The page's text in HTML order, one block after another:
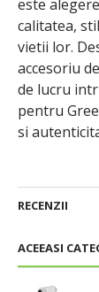
ACEEASI
este
calitatea,
vietii lor.
accesoriu
de lucru
pentru
si
RECENZII